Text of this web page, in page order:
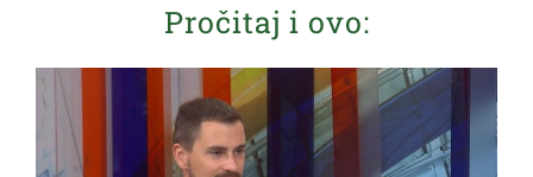
Pročitaj i ovo: